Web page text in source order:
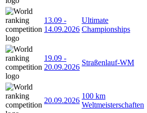
13.09 -
14.09.2026
Ultimate
Championships
19.09 -
20.09.2026
Straßenlauf-WM
20.09.2026
100 km
Weltmeisterschaften